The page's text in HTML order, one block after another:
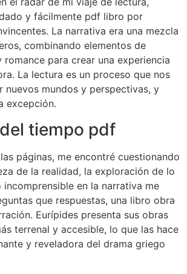
y fácilmente pdf libro por
La narrativa era una mezcla
combinando elementos de
para crear una experiencia
La lectura es un proceso que nos
nuevos mundos y perspectivas, y
excepción.
tiempo pdf
páginas, me encontré cuestionando
de la realidad, la exploración de lo
en la narrativa me
que respuestas, una libro obra
Eurípides presenta sus obras
terrenal y accesible, lo que las hace
y reveladora del drama griego